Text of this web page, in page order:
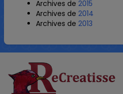
Archives de 2015
Archives de 2014
Archives de 2013